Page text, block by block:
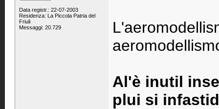
Data registr.: 22-07-2003
Residenza: La Piccola Patria del
Friuli
Messaggi: 20.729
Al'è inutil
plui si